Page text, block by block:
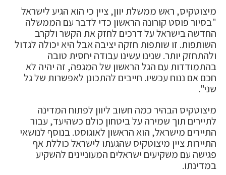
מיצוטקיס, ראש ממשלת יוון, ציין כי הוא הגיע לישראל
"בסיור פוסט קורונה הראשון כדי לדבר עם הממשלה
החדשה בישראל על דרכים לחזק את הקשר ולקרב
השותפות. זו שותפות חזקה יציבה אבל היא יכולה לגדול
ולהתחזק יותר. שנינו עשינו עבודה יחסית טובה
בהתמודדות עם הגל הראשון של המגפה, זה יהיה לא
חכם אם ננוח עכשיו. חייבים להתכונן לאפשרות של גל
שני".
מיצוטקיס הבהיר כמה חשוב ליוון לפתוח המדינה
לתיירים תוך שמירה על ביטחון כולם כשהיעד, עבור
התיירים מישראל, הוא הראשון לאוגוסט. בנוסף לנושאי
התיירות ציין מיצוטקיס שהגעתו לישראל כוללת אף
פגישה עם משקיעים ישראלים המעוניינים להשקיע
במדינתו.